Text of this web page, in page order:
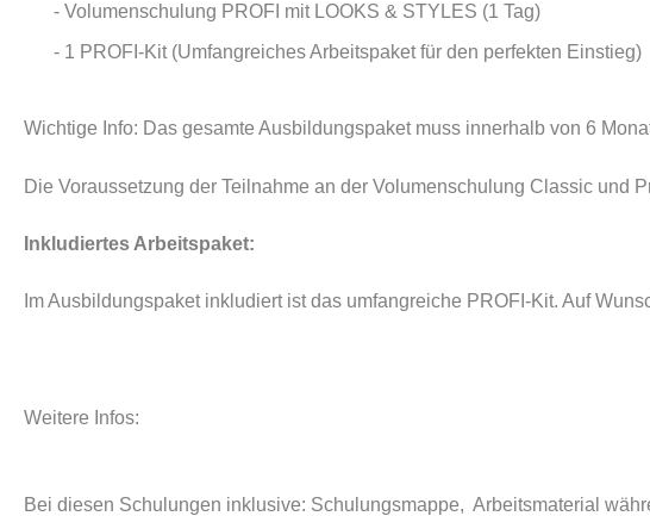
- Volumenschulung PROFI mit LOOKS & STYLES (1 Tag)
- 1 PROFI-Kit (Umfangreiches Arbeitspaket für den perfekten Einstieg)
Wichtige Info: Das gesamte Ausbildungspaket muss innerhalb von 6
Die Voraussetzung der Teilnahme an der Volumenschulung Classic und
Inkludiertes Arbeitspaket:
m Ausbildungspaket inkludiert ist das umfangreiche PROFI-Kit. Auf
Weitere Infos:
Bei diesen Schulungen inklusive: Schulungsmappe, Arbeitsmaterial